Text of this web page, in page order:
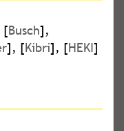
[Busch],
], [Kibri], [HEKI]